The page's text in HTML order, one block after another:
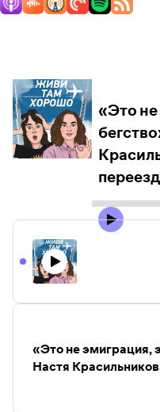
«Это не
«Это не эмиграция,
Настя